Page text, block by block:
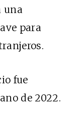
una
para
fue
de 2022.